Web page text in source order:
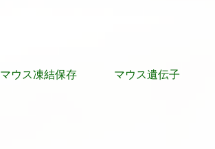
マウス凍結保存 マウス遺伝子